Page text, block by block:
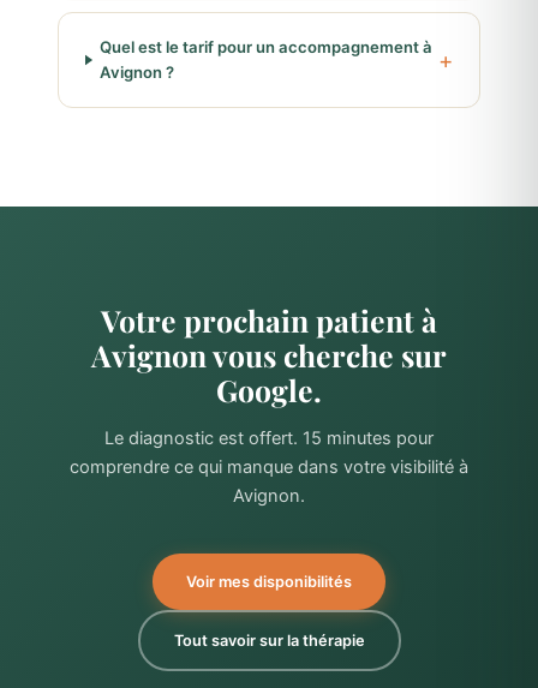
Quel est le tarif pour un accompagnement à
Avignon ?
Votre prochain patient à
Avignon vous cherche sur
Google.
Le diagnostic est offert. 15 minutes pour
comprendre ce qui manque dans votre visibilité à
Avignon.
Voir mes disponibilités
Tout savoir sur la thérapie